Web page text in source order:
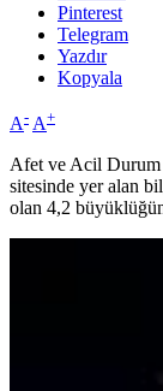
Pinterest
Telegram
Yazdır
Kopyala
A- A+
Afet ve Acil Durum
sitesinde yer alan
olan 4,2